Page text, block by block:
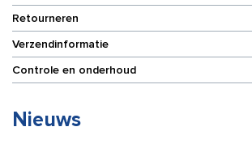
Retourneren
Verzendinformatie
Controle en onderhoud
Nieuws